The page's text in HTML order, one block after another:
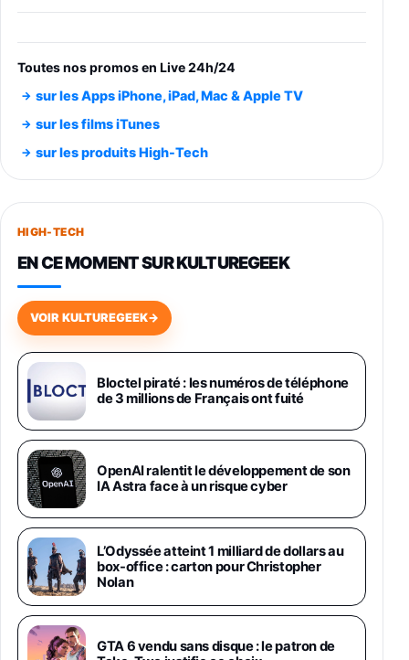
entraénement direct 3 vitesses (33-45-78
trs/min) avec pre-ampli intégré et port USB
Smartphone SAMSUNG Galaxy S26 Ultra
891,99€1199€Fnac (Vendeur Tiers)
Smartphone SAMSUNG Galaxy S26+ Violet
749,99€
648,63€834,71€
Samsung Galaxy Miracle Ultra, Smartphone
Android 5G avec Galaxy AI, 512 Go,
Chargeur Secteur Rapide 25W Inclus,
Smartphone déverrouillé, Noir, Version FR
1019€
Galaxy S26 Ultra 512 Go Bleu
1019€1399€Fnac (Vendeur Tiers)
Galaxy S26 Ultra 256 Go Violet
892€1199€Fnac (Vendeur Tiers)
Philips SHK2000BL - Casque Enfant - Bleu &
Répartiteur Audio 5 Casques, Blanc
24,94€ 29,96€Fnac (Vendeur Tiers)
Toutes nos promos en Live 24h/24
sur les Apps iPhone, iPad, Mac & Apple TV
sur les films iTunes
sur les produits High-Tech
HIGH-TECH
EN CE MOMENT SUR KULTUREGEEK
VOIR KULTUREGEEK→
Bloctel piraté : les numéros de téléphone
de 3 millions de Français ont fuité
OpenAI ralentit le développement de son
IA Astra face à un risque cyber
L’Odyssée atteint 1 milliard de dollars au
box-office : carton pour Christopher
Nolan
GTA 6 vendu sans disque : le patron de